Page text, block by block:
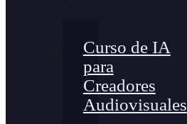
Curso de IA
para
Creadores
Audiovisuales